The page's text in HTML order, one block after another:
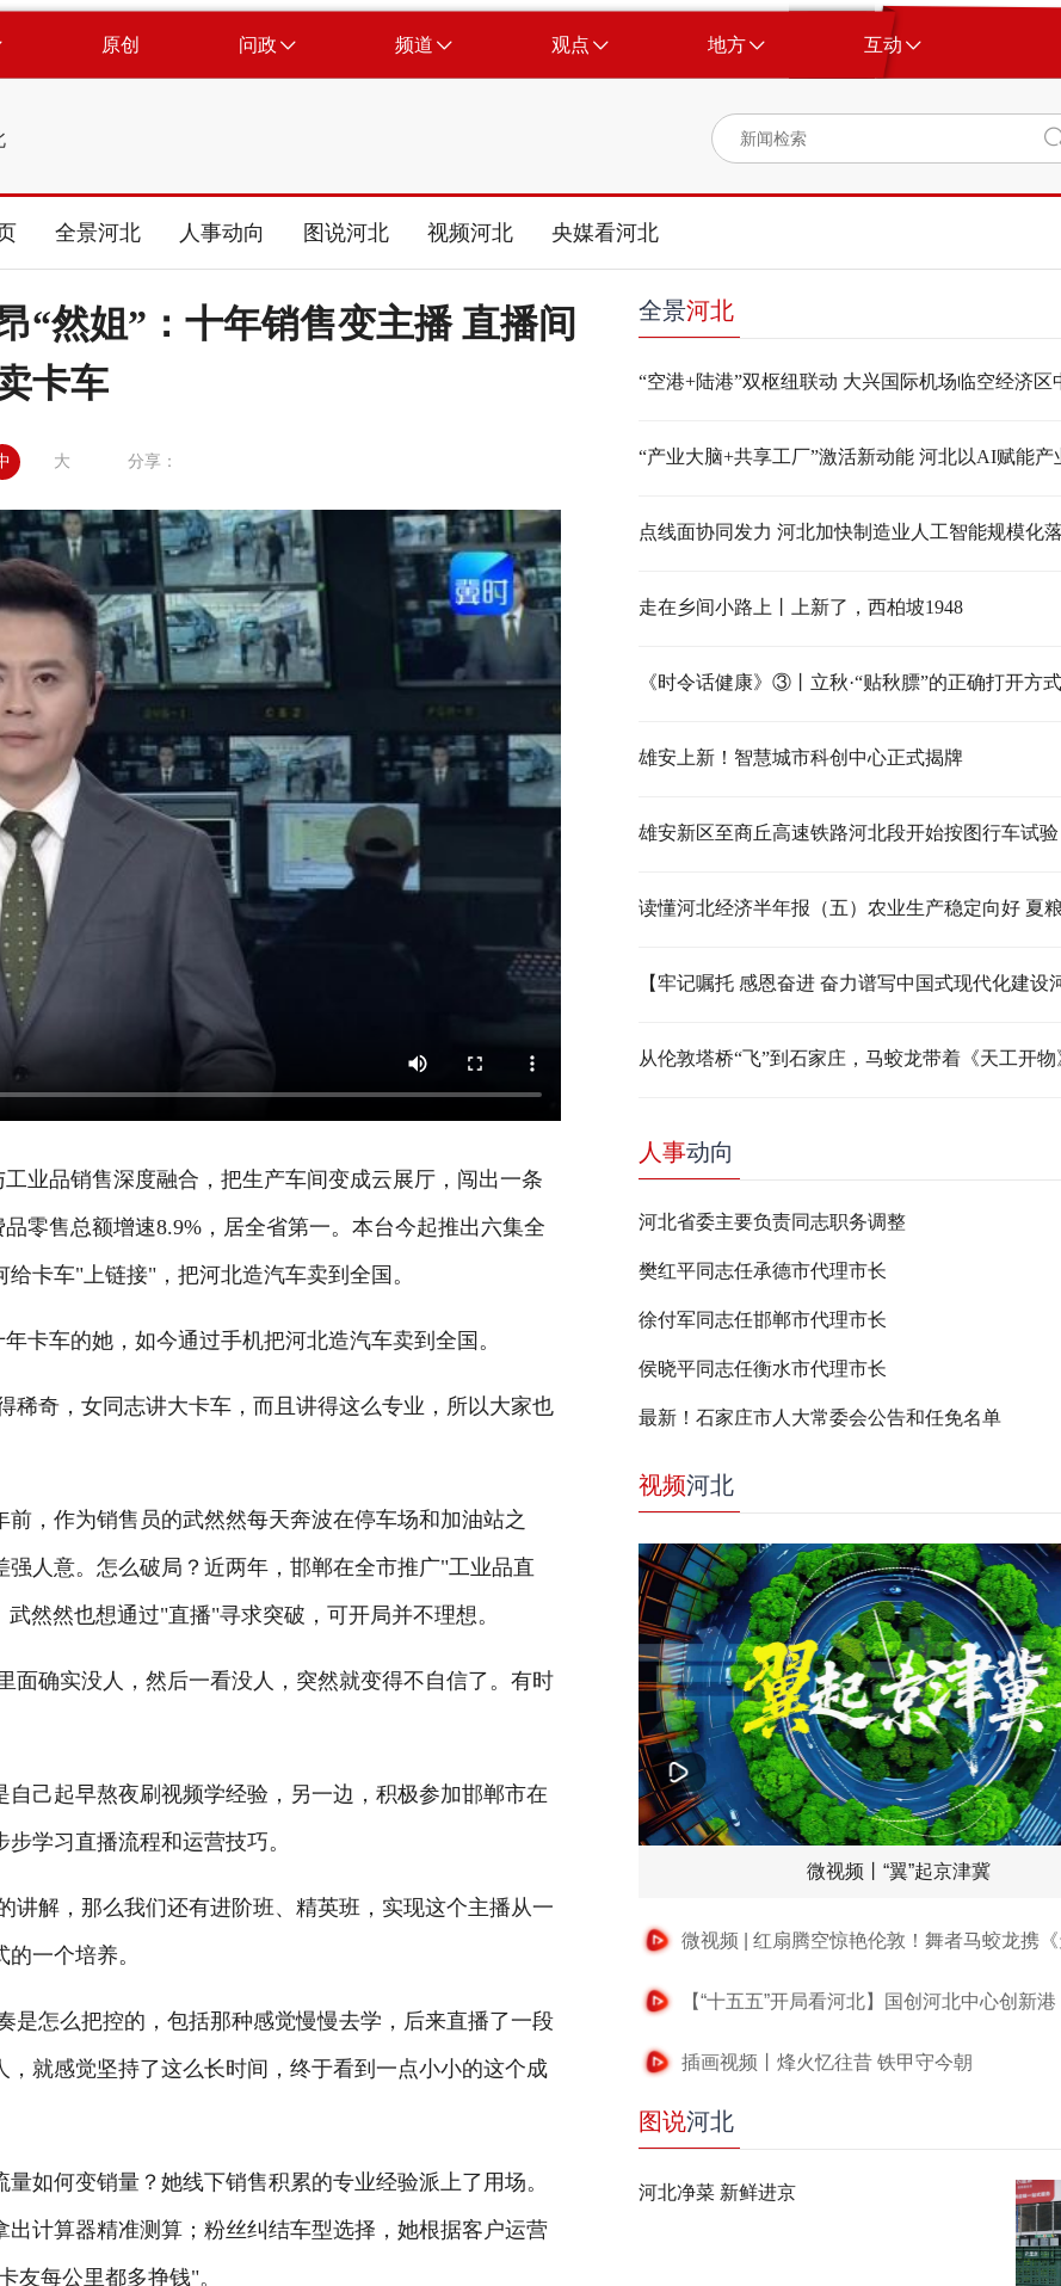
原创 问政 频道 观点 地方 互动
全景河北 人事动向 图说河北 视频河北 央媒看河北
“然姐”：十年销售变主播 直播间
卡车
大 分享：
品销售深度融合，把生产车间变成云展厅，闯出一条
零售总额增速8.9%，居全省第一。本台今起推出六集全
卡车"上链接"，把河北造汽车卖到全国。
车的她，如今通过手机把河北造汽车卖到全国。
奇，女同志讲大卡车，而且讲得这么专业，所以大家也
作为销售员的武然然每天奔波在停车场和加油站之
人意。怎么破局？近两年，邯郸在全市推广"工业品直
然然也想通过"直播"寻求突破，可开局并不理想。
确实没人，然后一看没人，突然就变得不自信了。有时
起早熬夜刷视频学经验，另一边，积极参加邯郸市在
学习直播流程和运营技巧。
解，那么我们还有进阶班、精英班，实现这个主播从一
一个培养。
怎么把控的，包括那种感觉慢慢去学，后来直播了一段
就感觉坚持了这么长时间，终于看到一点小小的这个成
何变销量？她线下销售积累的专业经验派上了用场。
计算器精准测算；粉丝纠结车型选择，她根据客户运营
友每公里都多挣钱"。
全景河北
点线面协同发力 河北加快制造业人工智能规模化
走在乡间小路上丨上新了，西柏坡1948
《时令话健康》③丨立秋·“贴秋膘”的正确打开方式
雄安上新！智慧城市科创中心正式揭牌
雄安新区至商丘高速铁路河北段开始按图行车试验
从伦敦塔桥“飞”到石家庄，马蛟龙带着《天工开
人事动向
河北省委主要负责同志职务调整
樊红平同志任承德市代理市长
徐付军同志任邯郸市代理市长
侯晓平同志任衡水市代理市长
最新！石家庄市人大常委会公告和任免名单
视频河北
微视频丨“翼”起京津冀
插画视频丨烽火忆往昔 铁甲守今朝
图说河北
河北净菜 新鲜进京